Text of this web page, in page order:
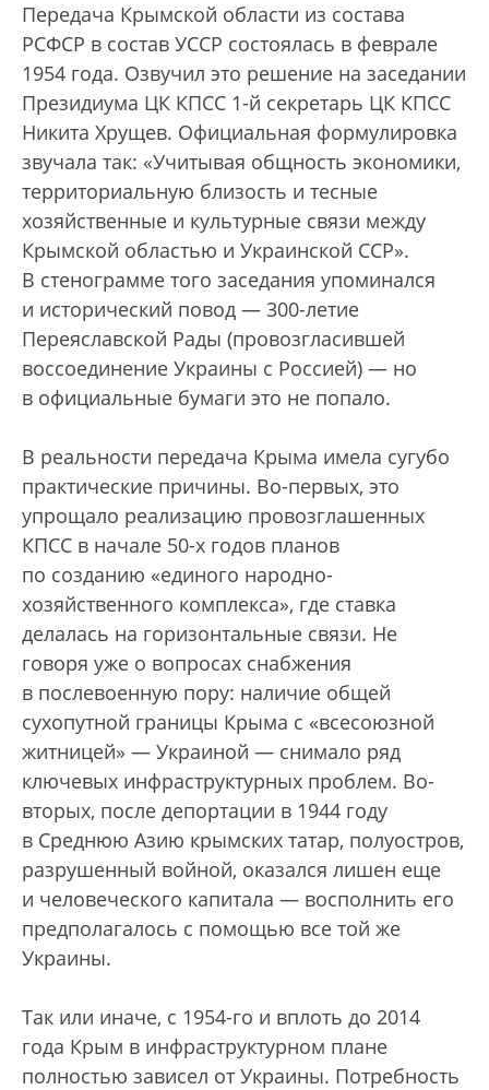
Передача Крымской области из состава
РСФСР в состав УССР состоялась в феврале
1954 года. Озвучил это решение на заседании
Президиума ЦК КПСС 1-й секретарь ЦК КПСС
Никита Хрущев. Официальная формулировка
звучала так: «Учитывая общность экономики,
территориальную близость и тесные
хозяйственные и культурные связи между
Крымской областью и Украинской ССР».
В стенограмме того заседания упоминался
и исторический повод — 300-летие
Переяславской Рады (провозгласившей
воссоединение Украины с Россией) — но
в официальные бумаги это не попало.
В реальности передача Крыма имела сугубо
практические причины. Во-первых, это
упрощало реализацию провозглашенных
КПСС в начале 50-х годов планов
по созданию «единого народно-
хозяйственного комплекса», где ставка
делалась на горизонтальные связи. Не
говоря уже о вопросах снабжения
в послевоенную пору: наличие общей
сухопутной границы Крыма с «всесоюзной
житницей» — Украиной — снимало ряд
ключевых инфраструктурных проблем. Во-
вторых, после депортации в 1944 году
в Среднюю Азию крымских татар, полуостров,
разрушенный войной, оказался лишен еще
и человеческого капитала — восполнить его
предполагалось с помощью все той же
Украины.
Так или иначе, с 1954-го и вплоть до 2014
года Крым в инфраструктурном плане
полностью зависел от Украины. Потребность